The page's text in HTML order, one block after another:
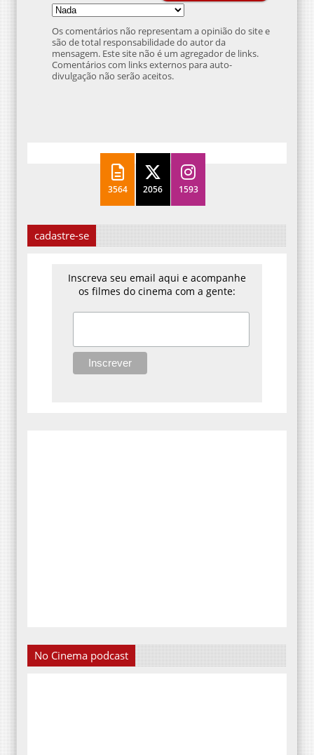
Os comentários não representam a opinião do site e
são de total responsabilidade do autor da
mensagem. Este site não é um agregador de links.
Comentários com links externos para auto-
divulgação não serão aceitos.
3564 2056 1593
cadastre-se
Inscreva seu email aqui e acompanhe
os filmes do cinema com a gente:
No Cinema podcast